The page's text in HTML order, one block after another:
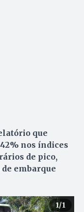
que
nos índices
de pico,
embarque
1/1